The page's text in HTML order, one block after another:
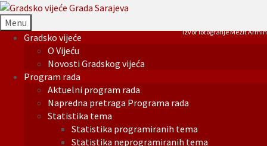
Menu
Gradsko vijeće
O Vijeću
Novosti Gradskog vijeća
Program rada
Aktuelni program rada
Napredna pretraga Programa rada
Statistika tema
Statistika programiranih tema
Statistika neprogramiranih tema
Izvor fotografije Mezit Armin